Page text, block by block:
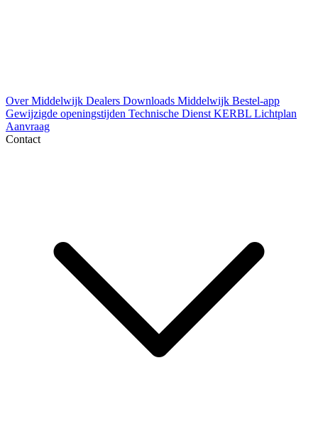
Over Middelwijk Dealers Downloads Middelwijk Bestel-app
Gewijzigde openingstijden Technische Dienst KERBL Lichtplan
Aanvraag
Contact